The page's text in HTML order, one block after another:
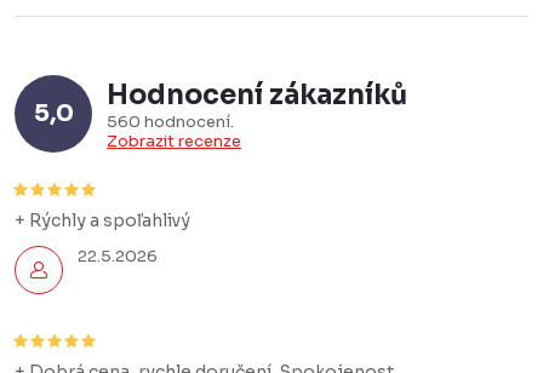
5,0
Hodnocení zákazníků
560 hodnocení
Zobrazit recenze
22.5.2026
+ Rýchly a spoľahlivý